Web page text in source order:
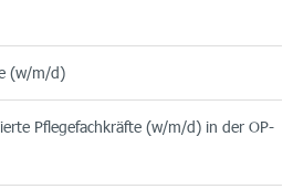
(w/m/d)
Pflegefachkräfte (w/m/d) in der OP-